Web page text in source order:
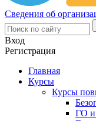
Сведения об
Вход
Регистрация
Главная
Курсы
Курсы
ГО